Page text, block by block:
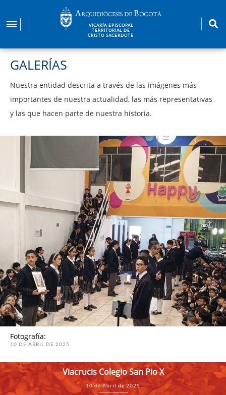
contenido
VICARÍA EPISCOPAL
TERRITORIAL DE
CRISTO SACERDOTE
GALERÍAS
Nuestra entidad descrita a través de las imágenes más
importantes de nuestra actualidad, las más representativas
y las que hacen parte de nuestra historia.
Fotografía:
10 DE ABRIL DE 2025
Viacrucis Colegio San Pio X
10 de Abril de 2025